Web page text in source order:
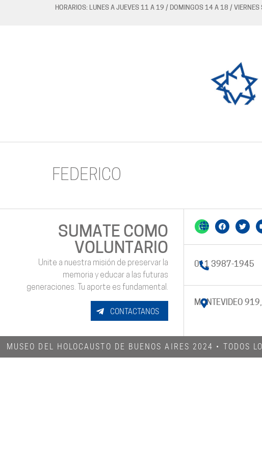
HORARIOS: LUNES A JUEVES 11 A 19 / DOMINGOS 14 A 18 / VIERNES
FEDERICO
SUMATE COMO
VOLUNTARIO
Unite a nuestra misión de preservar la
memoria y educar a las futuras
generaciones. Tu aporte es fundamental.
CONTACTANOS
011 3987-1945
MONTEVIDEO
MUSEO DEL HOLOCAUSTO DE BUENOS AIRES 2024​ • TODOS